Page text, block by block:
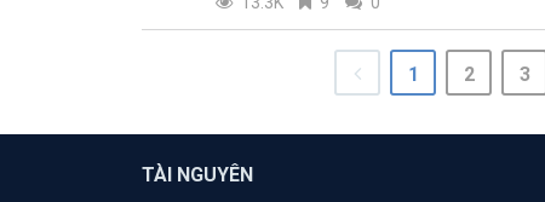
1 2 3
TÀI NGUYÊN